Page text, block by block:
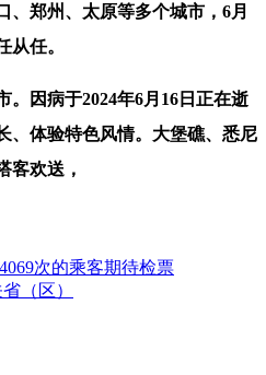
、郑州、太原等多个城市，6月
从任。
因病于2024年6月16日正在逝
、体验特色风情。大堡礁、悉尼
客欢送，
次的乘客期待检票
（区）